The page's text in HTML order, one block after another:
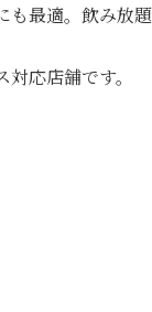
も最適。飲み放題
応店舗です。